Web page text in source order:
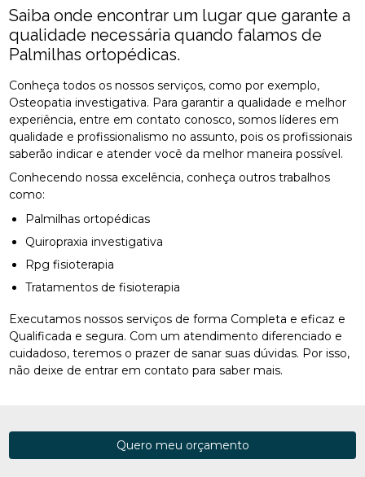
Saiba onde encontrar um lugar que garante a
qualidade necessária quando falamos de
Palmilhas ortopédicas.
Conheça todos os nossos serviços, como por exemplo,
Osteopatia investigativa. Para garantir a qualidade e melhor
experiência, entre em contato conosco, somos líderes em
qualidade e profissionalismo no assunto, pois os profissionais
saberão indicar e atender você da melhor maneira possível.
Conhecendo nossa excelência, conheça outros trabalhos
como:
Palmilhas ortopédicas
Quiropraxia investigativa
Rpg fisioterapia
Tratamentos de fisioterapia
Executamos nossos serviços de forma Completa e eficaz e
Qualificada e segura. Com um atendimento diferenciado e
cuidadoso, teremos o prazer de sanar suas dúvidas. Por isso,
não deixe de entrar em contato para saber mais.
Quero meu orçamento